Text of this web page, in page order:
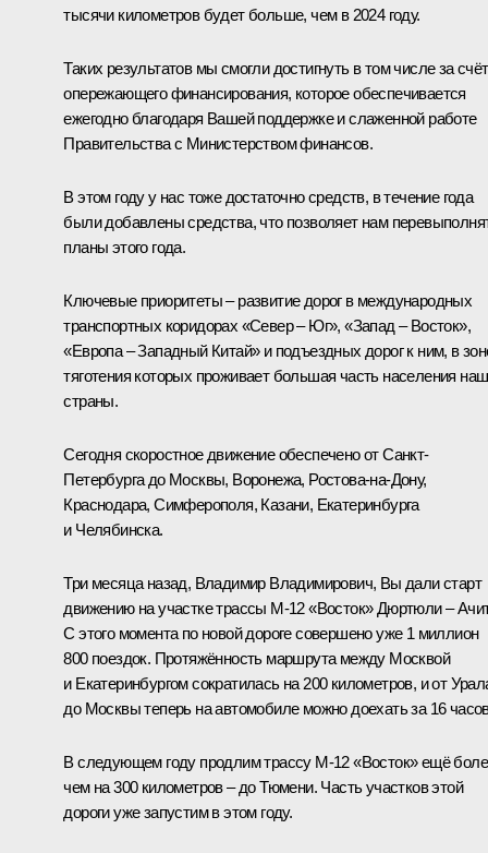
тысячи километров будет больше, чем в 2024 году.
Таких результатов мы смогли достигнуть в том числе за счёт
опережающего финансирования, которое обеспечивается
ежегодно благодаря Вашей поддержке и слаженной работе
Правительства с Министерством финансов.
В этом году у нас тоже достаточно средств, в течение года
были добавлены средства, что позволяет нам
планы этого года.
Ключевые приоритеты – развитие дорог в международных
транспортных коридорах «Север – Юг», «Запад – Восток»,
«Европа – Западный Китай» и подъездных дорог к ним, в
тяготения которых проживает большая часть населения
страны.
Сегодня скоростное движение обеспечено от Санкт-
Петербурга до Москвы, Воронежа, Ростова-на-Дону,
Краснодара, Симферополя, Казани, Екатеринбурга
и Челябинска.
Три месяца назад, Владимир Владимирович, Вы далистарт
движению на участке трассы М-12 «Восток» Дюртюли –
С этого момента по новой дороге совершено уже 1 миллион
800 поездок. Протяжённость маршрута между Москвой
и Екатеринбургом сократилась на 200 километров, и от
до Москвы теперь на автомобиле можно доехать за 16
В следующем году продлим трассу М-12 «Восток» ещё
чем на 300 километров – до Тюмени. Часть участков этой
дороги уже запустим в этом году.